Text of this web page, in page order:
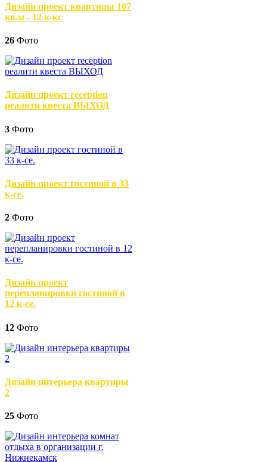
Дизайн проект квартиры 107
кв.м - 12 к-кс
26 Фото
Дизайн проект reception
реалити квеста ВЫХОД
3 Фото
Дизайн проект гостиной в 33
к-се.
2 Фото
Дизайн проект
перепланировки гостиной в
12 к-се.
12 Фото
Дизайн интерьера квартиры
2
25 Фото